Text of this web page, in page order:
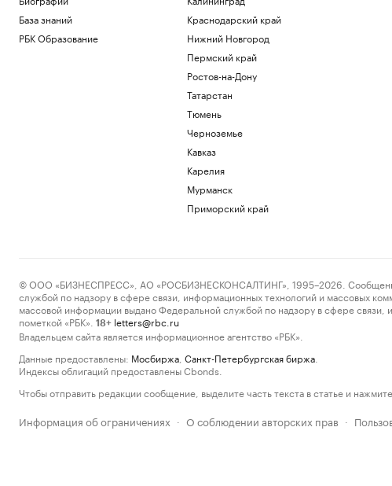
База знаний
РБК Образование
Краснодарский край
Нижний Новгород
Пермский край
Ростов-на-Дону
Татарстан
Тюмень
Черноземье
Кавказ
Карелия
Мурманск
Приморский край
© ООО «БИЗНЕСПРЕСС», АО «РОСБИЗНЕСКОНСАЛТИНГ», 1995–2026. Сообщения и
службой по надзору в сфере связи, информационных технологий и массовых
массовой информации выдано Федеральной службой по надзору в сфере
пометкой «РБК».
18+ letters@rbc.ru
Владельцем сайта является информационное агентство «РБК».
Данные предоставлены: Мосбиржа Санкт-Петербургская биржа
Индексы облигаций предоставлены Cbonds.
Чтобы отправить редакции сообщение, выделите часть текста в статье и
Информация об ограничениях · О соблюдении авторских прав ·